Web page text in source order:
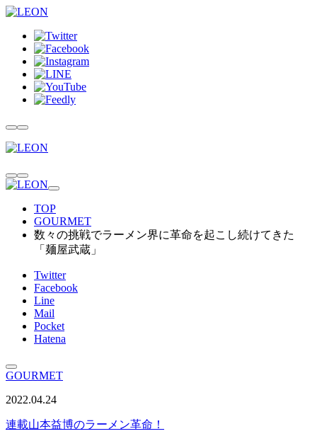
TOP
GOURMET
数々の挑戦でラーメン界に革命を起こし続けてきた
「麺屋武蔵」
Twitter
Facebook
Line
Mail
Pocket
Hatena
GOURMET
2022.04.24
連載山本益博のラーメン革命！